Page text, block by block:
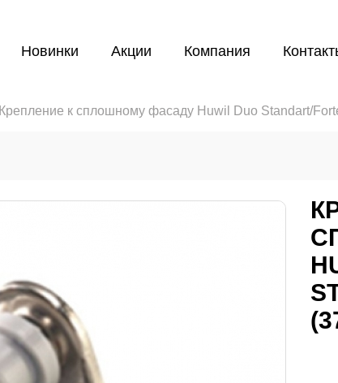
Новинки Акции Компания
Крепление к сплошному фасаду Huwil Duo Standart/